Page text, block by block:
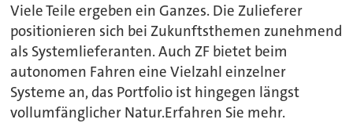
Viele Teile ergeben ein Ganzes. Die Zulieferer
positionieren sich bei Zukunftsthemen zunehmend
als Systemlieferanten. Auch ZF bietet beim
autonomen Fahren eine Vielzahl einzelner
Systeme an, das Portfolio ist hingegen längst
vollumfänglicher Natur.Erfahren Sie mehr.